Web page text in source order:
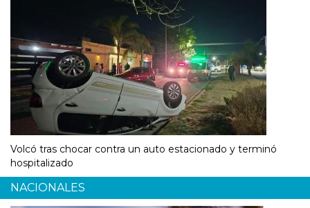
Volcó tras chocar contra un auto estacionado y terminó
hospitalizado
NACIONALES